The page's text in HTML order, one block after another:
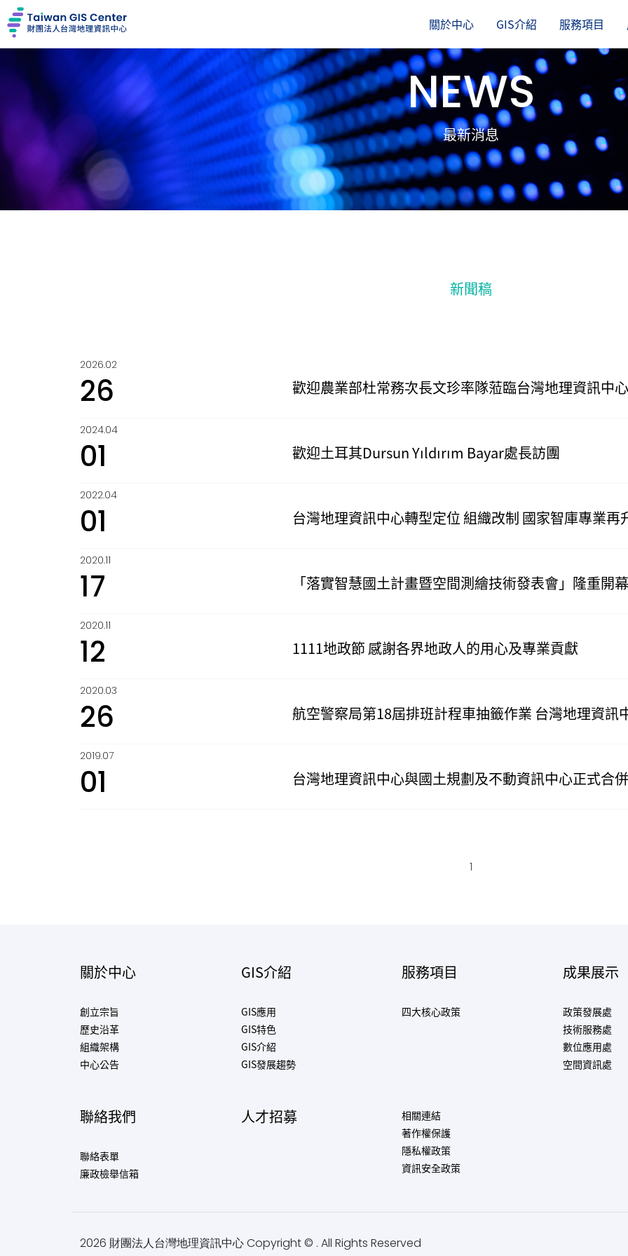
關於中心 GIS介紹 服務項目
NEWS
最新消息
新聞稿
2026.02
26 歡迎農業部杜常務次長文珍率隊蒞臨台灣地理資訊中心
2024.04
01 歡迎土耳其Dursun Yıldırım Bayar處長訪團
2022.04
01 台灣地理資訊中心轉型定位 組織改制 國家智庫專業再
2020.11
17 「落實智慧國土計畫暨空間測繪技術發表會」隆重開幕
2020.11
12 1111地政節 感謝各界地政人的用心及專業貢獻
2020.03
26 航空警察局第18屆排班計程車抽籤作業 台灣地理資訊
2019.07
01 台灣地理資訊中心與國土規劃及不動資訊中心正式合併
1
關於中心
創立宗旨
歷史沿革
組織架構
中心公告
GIS介紹
GIS應用
GIS特色
GIS介紹
GIS發展趨勢
服務項目
四大核心政策
成果展示
政策發展處
技術服務處
數位應用處
空間資訊處
聯絡我們
聯絡表單
廉政檢舉信箱
人才招募
相關連結
著作權保護
隱私權政策
資訊安全政策
2026 財團法人台灣地理資訊中心Copyright © . All Rights Reserved